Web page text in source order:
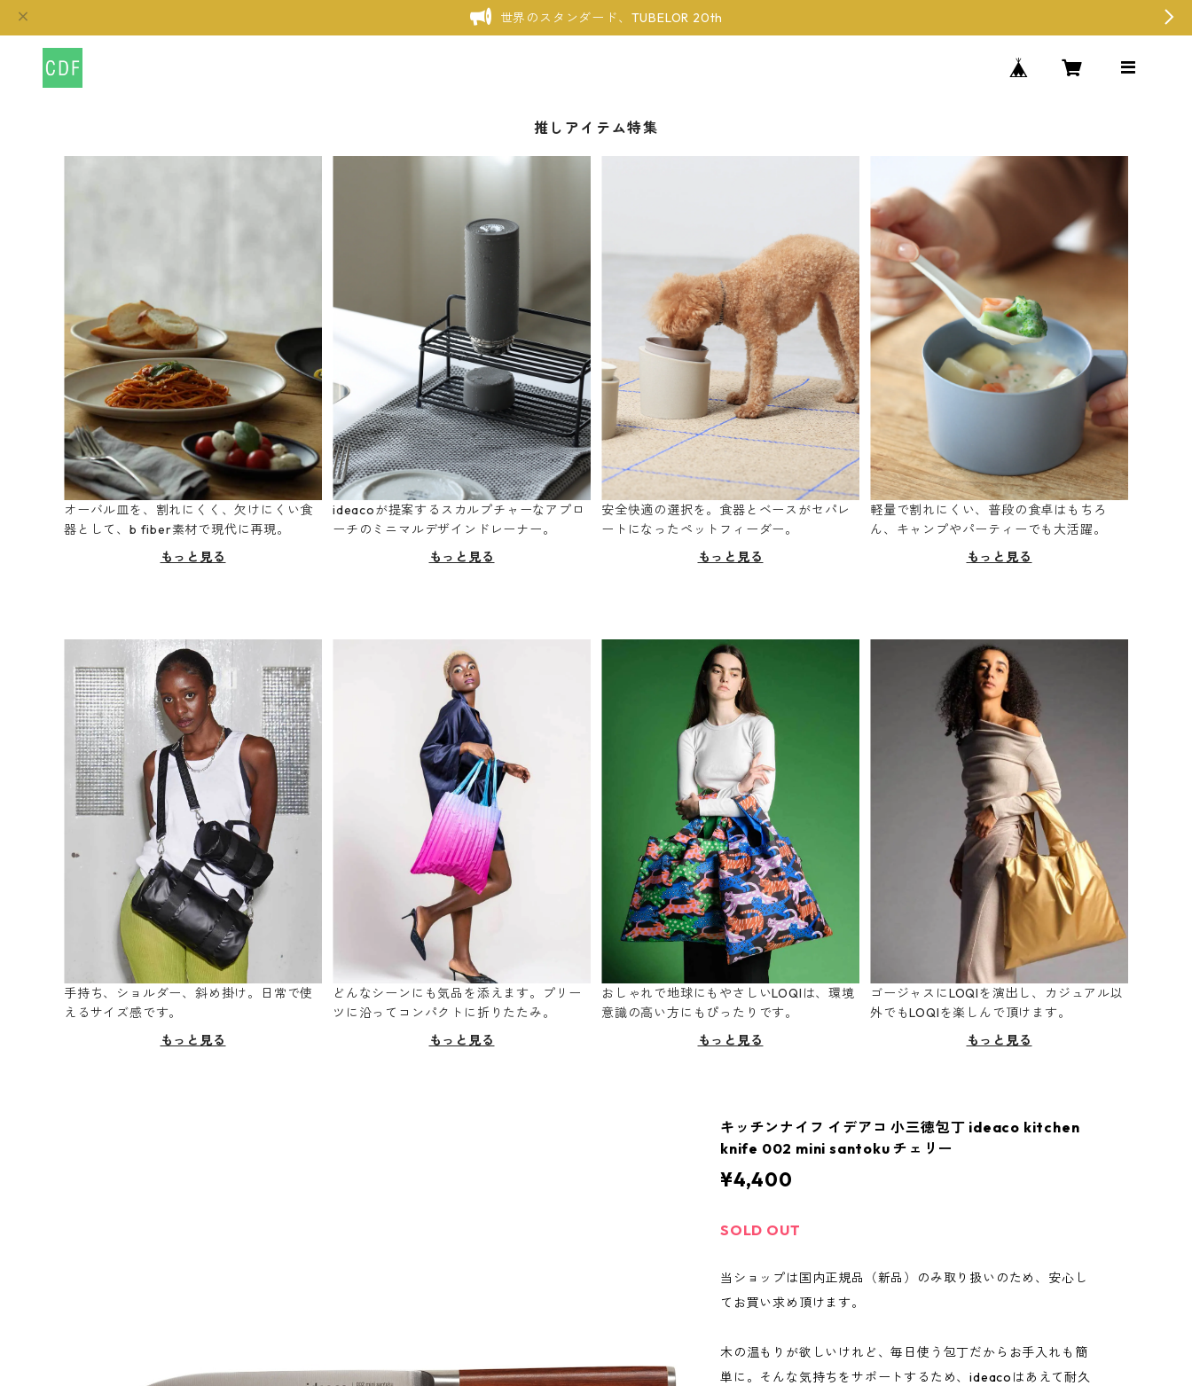
世界のスタンダード、TUBELOR 20th
推しアイテム特集
オーバル皿を、割れにくく、欠けにくい食
器として、b fiber素材で現代に再現。
もっと見る
ideacoが提案するスカルプチャーなアプロ
ーチのミニマルデザインドレーナー。
もっと見る
安全快適の選択を。食器とベースがセパレ
ートになったペットフィーダー。
もっと見る
軽量で割れにくい、普段の食卓はもちろ
ん、キャンプやパーティーでも大活躍。
もっと見る
手持ち、ショルダー、斜め掛け。日常で使
えるサイズ感です。
もっと見る
どんなシーンにも気品を添えます。プリー
ツに沿ってコンパクトに折りたたみ。
もっと見る
おしゃれで地球にもやさしいLOQIは、環境
意識の高い方にもぴったりです。
もっと見る
ゴージャスにLOQIを演出し、カジュアル以
外でもLOQIを楽しんで頂けます。
もっと見る
キッチンナイフ イデアコ 小三徳包丁 ideaco kitchen
knife 002 mini santoku チェリー
¥4,400
SOLD OUT
当ショップは国内正規品（新品）のみ取り扱いのため、安心し
てお買い求め頂けます。
木の温もりが欲しいけれど、毎日使う包丁だからお手入れも簡
単に。そんな気持ちをサポートするため、ideacoはあえて耐久